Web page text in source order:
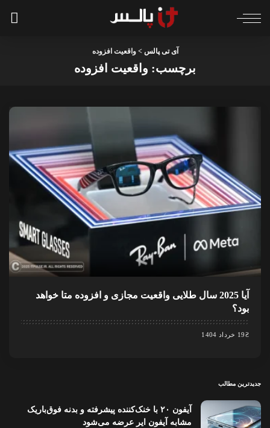
آی تی پالس >واقعیت افزوده
برچسب: واقعیت افزوده
آیا 2025 سال طلایی واقعیت مجازی و افزوده متا خواهد
بود؟
19 خرداد 1404
جدیدترین مطالب
آیفون ۲۰ با خنک‌کننده پیشرفته و بدنه فوق‌باریک
مشابه آیفون ایر عرضه می‌شود